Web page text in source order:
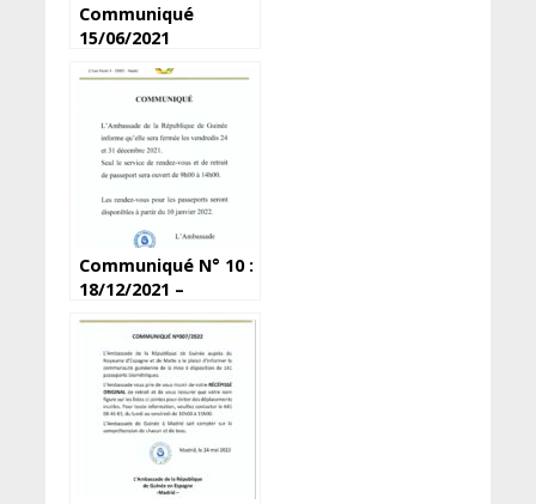
Communiqué
15/06/2021
Communiqué N° 10 :
18/12/2021 –
décembre 2021